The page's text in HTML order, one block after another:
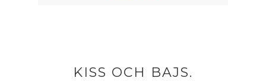
KISS OCH BAJS.